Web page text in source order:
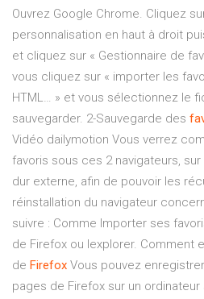
Ouvrez Google Chrome. Cliquez
personnalisation en haut à droit
et cliquez sur « Gestionnaire de
vous cliquez sur « importer les
HTML… » et vous sélectionnez le
sauvegarder. 2-Sauvegarde des
Vidéo dailymotion Vous verrez
favoris sous ces 2 navigateurs,
dur externe, afin de pouvoir les
réinstallation du navigateur
suivre : Comme Importer ses
de Firefox ou Iexplorer. Comment
de Firefox Vous pouvez
pages de Firefox sur un